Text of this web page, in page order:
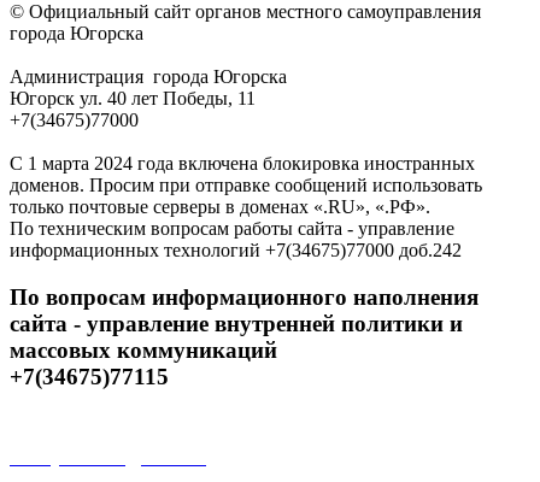
© Официальный сайт органов местного самоуправления
города Югорска
Администрация города Югорска
Югорск ул. 40 лет Победы, 11
+7(34675)77000
С 1 марта 2024 года включена блокировка иностранных
доменов. Просим при отправке сообщений использовать
только почтовые серверы в доменах «.RU», «.РФ».
По техническим вопросам работы сайта - управление
информационных технологий +7(34675)77000 доб.242
По вопросам информационного наполнения
сайта - управление внутренней политики и
массовых коммуникаций
+7(34675)77115